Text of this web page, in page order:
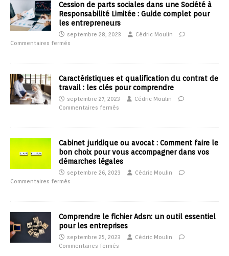
Cession de parts sociales dans une Société à
Responsabilité Limitée : Guide complet pour
les entrepreneurs
septembre 28, 2023
Cédric Moulin
Commentaires fermés
Caractéristiques et qualification du contrat de
travail : les clés pour comprendre
septembre 27, 2023
Cédric Moulin
Commentaires fermés
Cabinet juridique ou avocat : Comment faire le
bon choix pour vous accompagner dans vos
démarches légales
septembre 26, 2023
Cédric Moulin
Commentaires fermés
Comprendre le fichier Adsn: un outil essentiel
pour les entreprises
septembre 25, 2023
Cédric Moulin
Commentaires fermés